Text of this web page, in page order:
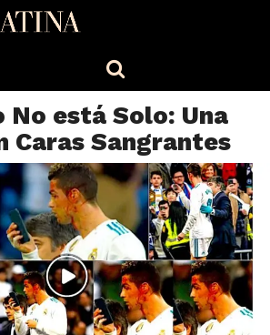
No está Solo: Una
Caras Sangrantes